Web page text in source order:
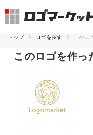
トップ ロゴを探す このロ
このロゴを作っ